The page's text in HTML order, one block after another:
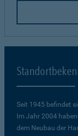
Seit 1945 befindet
Im Jahr 2004
dem Neubau der